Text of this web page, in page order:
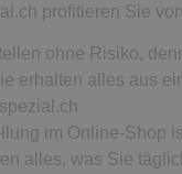
profitieren Sie
ohne Risiko,
erhalten alles aus
im Online-Shop
alles, was Sie